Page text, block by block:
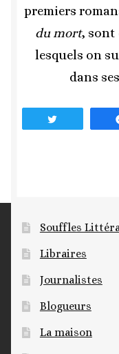
premiers
du mort, sont
lesquels on
dans
Souffles
Libraires
Journalistes
Blogueurs
La maison